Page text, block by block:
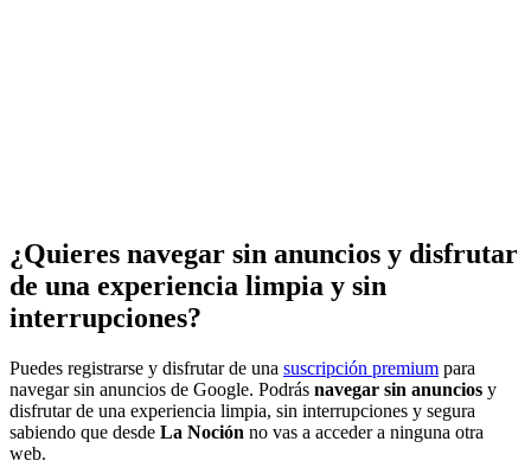
¿Quieres navegar sin anuncios y disfrutar
de una experiencia limpia y sin
interrupciones?
Puedes registrarse y disfrutar de una suscripción premium para
navegar sin anuncios de Google. Podrás navegar sin anuncios y
disfrutar de una experiencia limpia, sin interrupciones y segura
sabiendo que desde La Noción no vas a acceder a ninguna otra
web.